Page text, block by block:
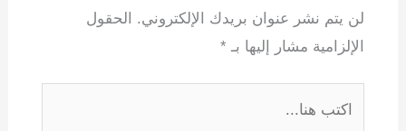
لن يتم نشر عنوان بريدك الإلكتروني.
الحقول
الإلزامية مشار إليها بـ *